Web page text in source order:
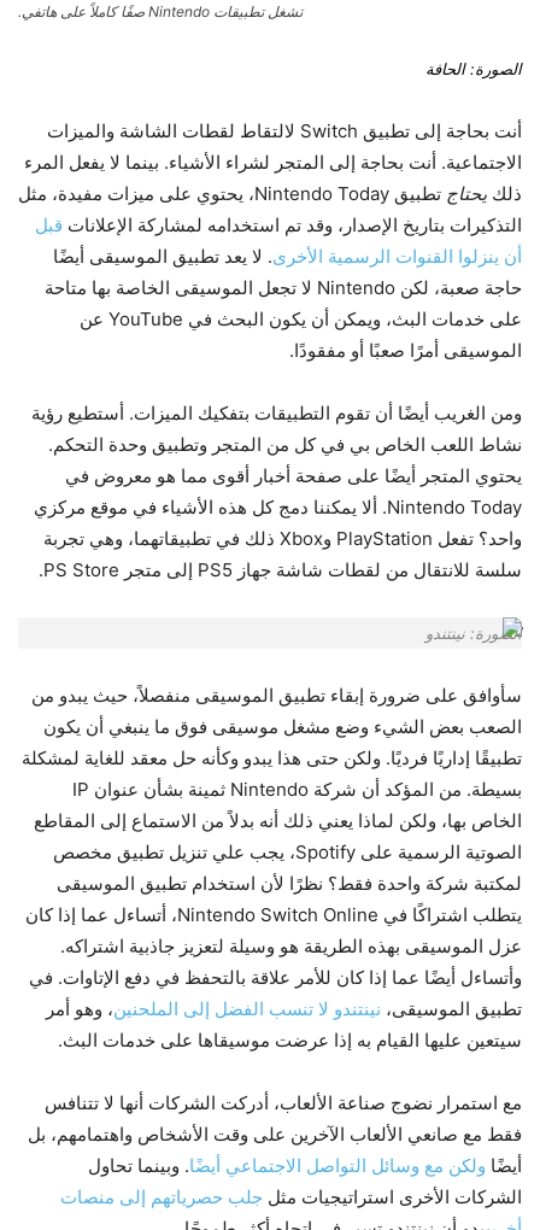
تشغل تطبيقات Nintendo صفًا كاملاً على هاتفي.
الصورة: الحافة
أنت بحاجة إلى تطبيق Switch لالتقاط لقطات الشاشة والميزات
الاجتماعية. أنت بحاجة إلى المتجر لشراء الأشياء. بينما لا يفعل المرء
ذلك يحتاج
تطبيق Nintendo Today، يحتوي على ميزات مفيدة، مثل
التذكيرات بتاريخ الإصدار، وقد تم استخدامه لمشاركة الإعلانات قبل
أن ينزلوا القنوات الرسمية الأخرى. لا يعد تطبيق الموسيقى أيضًا
حاجة صعبة، لكن Nintendo لا تجعل الموسيقى الخاصة بها متاحة
على خدمات البث، ويمكن أن يكون البحث في YouTube عن
الموسيقى أمرًا صعبًا أو مفقودًا.
ومن الغريب أيضًا أن تقوم التطبيقات بتفكيك الميزات. أستطيع رؤية
نشاط اللعب الخاص بي في كل من المتجر وتطبيق وحدة التحكم.
يحتوي المتجر أيضًا على صفحة أخبار أقوى مما هو معروض في
Nintendo Today. ألا يمكننا دمج كل هذه الأشياء في موقع مركزي
واحد؟ تفعل PlayStation وXbox ذلك في تطبيقاتهما، وهي تجربة
سلسة للانتقال من لقطات شاشة جهاز PS5 إلى متجر PS Store.
الصورة: نينتندو
سأوافق على ضرورة إبقاء تطبيق الموسيقى منفصلاً، حيث يبدو من
الصعب بعض الشيء وضع مشغل موسيقى فوق ما ينبغي أن يكون
تطبيقًا إداريًا فرديًا. ولكن حتى هذا يبدو وكأنه حل معقد للغاية لمشكلة
بسيطة. من المؤكد أن شركة Nintendo ثمينة بشأن عنوان IP
الخاص بها، ولكن لماذا يعني ذلك أنه بدلاً من الاستماع إلى المقاطع
الصوتية الرسمية على Spotify، يجب علي تنزيل تطبيق مخصص
لمكتبة شركة واحدة فقط؟ نظرًا لأن استخدام تطبيق الموسيقى
يتطلب اشتراكًا في Nintendo Switch Online، أتساءل عما إذا كان
عزل الموسيقى بهذه الطريقة هو وسيلة لتعزيز جاذبية اشتراكه.
وأتساءل أيضًا عما إذا كان للأمر علاقة بالتحفظ في دفع الإتاوات. في
تطبيق الموسيقى، نينتندو لا تنسب الفضل إلى الملحنين، وهو أمر
سيتعين عليها القيام به إذا عرضت موسيقاها على خدمات البث.
مع استمرار نضوج صناعة الألعاب، أدركت الشركات أنها لا تتنافس
فقط مع صانعي الألعاب الآخرين على وقت الأشخاص واهتمامهم، بل
أيضًا ولكن مع وسائل التواصل الاجتماعي أيضًا. وبينما تحاول
الشركات الأخرى استراتيجيات مثل جلب حصرياتهم إلى منصات